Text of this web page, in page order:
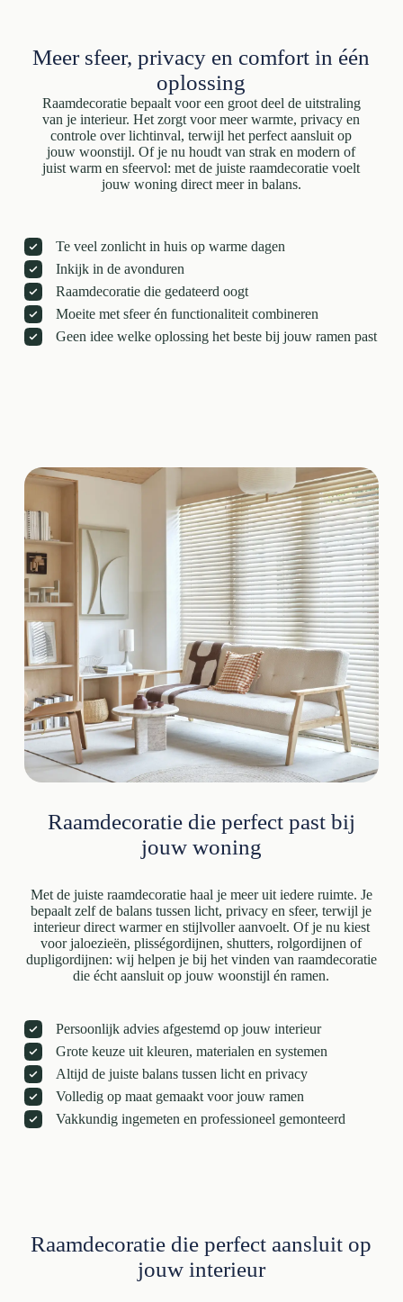
Meer sfeer, privacy en comfort in één
oplossing
Raamdecoratie bepaalt voor een groot deel de uitstraling
van je interieur. Het zorgt voor meer warmte, privacy en
controle over lichtinval, terwijl het perfect aansluit op
jouw woonstijl. Of je nu houdt van strak en modern of
juist warm en sfeervol: met de juiste raamdecoratie voelt
jouw woning direct meer in balans.
Te veel zonlicht in huis op warme dagen
Inkijk in de avonduren
Raamdecoratie die gedateerd oogt
Moeite met sfeer én functionaliteit combineren
Geen idee welke oplossing het beste bij jouw ramen past
Raamdecoratie die perfect past bij
jouw woning
Met de juiste raamdecoratie haal je meer uit iedere ruimte. Je
bepaalt zelf de balans tussen licht, privacy en sfeer, terwijl je
interieur direct warmer en stijlvoller aanvoelt. Of je nu kiest
voor jaloezieën, plisségordijnen, shutters, rolgordijnen of
dupligordijnen: wij helpen je bij het vinden van raamdecoratie
die écht aansluit op jouw woonstijl én ramen.
Persoonlijk advies afgestemd op jouw interieur
Grote keuze uit kleuren, materialen en systemen
Altijd de juiste balans tussen licht en privacy
Volledig op maat gemaakt voor jouw ramen
Vakkundig ingemeten en professioneel gemonteerd
Raamdecoratie die perfect aansluit op
jouw interieur